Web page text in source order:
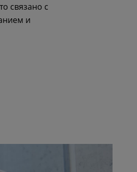
связано с
и